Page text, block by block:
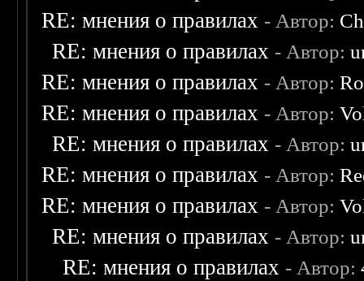
RE: мнения о правилах - Автор:
RE: мнения о правилах - Автор:
RE: мнения о правилах - Автор:
RE: мнения о правилах - Автор:
RE: мнения о правилах - Автор:
RE: мнения о правилах - Автор:
RE: мнения о правилах - Автор:
RE: мнения о правилах - Автор:
RE: мнения о правилах - Автор: